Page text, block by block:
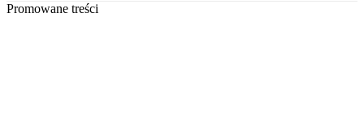
Promowane treści